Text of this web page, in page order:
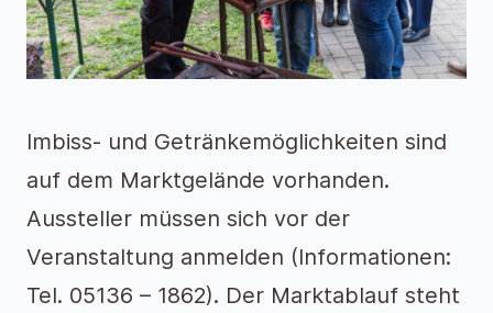
Imbiss- und Getränkemöglichkeiten sind
auf dem Marktgelände vorhanden.
Aussteller müssen sich vor der
Veranstaltung anmelden (Informationen:
Tel. 05136 – 1862). Der Marktablauf steht